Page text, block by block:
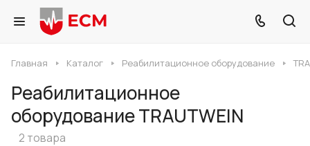
Главная Каталог Реабилитационное оборудование
Реабилитационное
оборудование TRAUTWEIN
2 товара